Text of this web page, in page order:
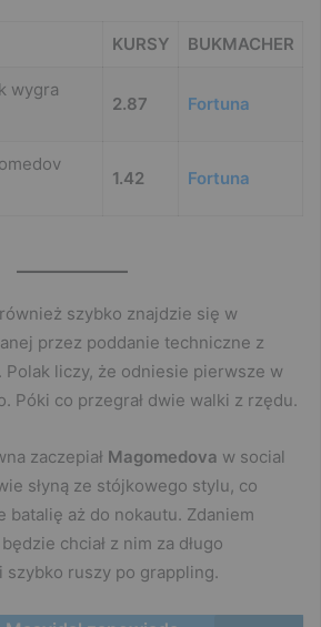
KURSY BUKMACHER
wygra
2.87 Fortuna
1.42 Fortuna
również szybko znajdzie się w
przez poddanie techniczne z
Polak liczy, że odniesie pierwsze w
Póki co przegrał dwie walki z rzędu.
zaczepiał Magomedova w social
słyną ze stójkowego stylu, co
batalię aż do nokautu. Zdaniem
chciał z nim za długo
szybko ruszy po grappling.